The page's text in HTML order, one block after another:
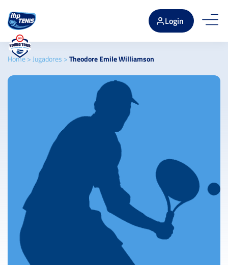
Login
Home> Jugadores >Theodore Emile Williamson